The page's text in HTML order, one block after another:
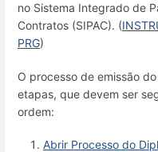
no Sistema Integrado de
Contratos (SIPAC). (
PRG)
O processo de emissão
etapas, que devem ser
ordem:
Abrir Processo do